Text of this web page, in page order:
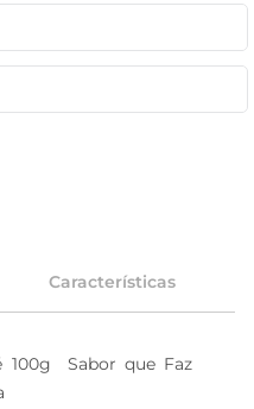
Características
100g  Sabor que Faz